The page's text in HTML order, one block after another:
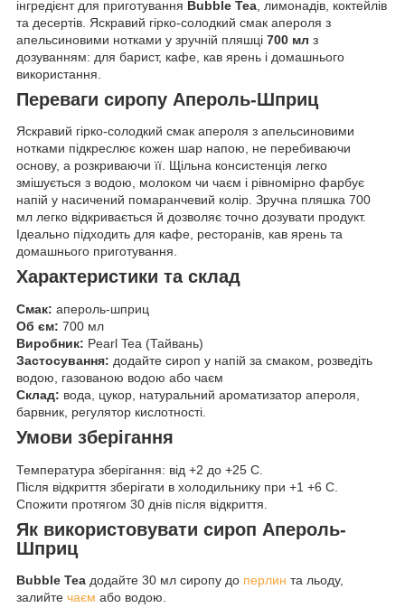
інгредієнт для приготування Bubble Tea , лимонадів, коктейлів
та десертів. Яскравий гірко-солодкий смак апероля з
апельсиновими нотками у зручній пляшці 700 мл з
дозуванням: для барист, кафе, кав ярень і домашнього
використання.
Переваги сиропу Апероль-Шприц
Яскравий гірко-солодкий смак апероля з апельсиновими
нотками підкреслює кожен шар напою, не перебиваючи
основу, а розкриваючи її. Щільна консистенція легко
змішується з водою, молоком чи чаєм і рівномірно фарбує
напій у насичений помаранчевий колір. Зручна пляшка 700
мл легко відкривається й дозволяє точно дозувати продукт.
Ідеально підходить для кафе, ресторанів, кав ярень та
домашнього приготування.
Характеристики та склад
Смак: апероль-шприц
Об єм: 700 мл
Виробник: Pearl Tea (Тайвань)
Застосування: додайте сироп у напій за смаком, розведіть
водою, газованою водою або чаєм
Склад: вода, цукор, натуральний ароматизатор апероля,
барвник, регулятор кислотності.
Умови зберігання
Температура зберігання: від +2 до +25 C.
Після відкриття зберігати в холодильнику при +1 +6 C.
Спожити протягом 30 днів після відкриття.
Як використовувати сироп Апероль-
Шприц
Bubble Tea додайте 30 мл сиропу до перлин та льоду,
залийте чаєм або водою.